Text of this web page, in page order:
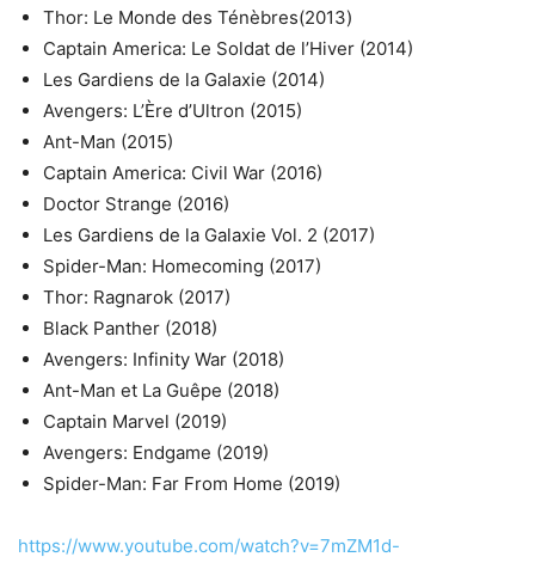
Thor: Le Monde des Ténèbres(2013)
Captain America: Le Soldat de l’Hiver (2014)
Les Gardiens de la Galaxie (2014)
Avengers: L’Ère d’Ultron (2015)
Ant-Man (2015)
Captain America: Civil War (2016)
Doctor Strange (2016)
Les Gardiens de la Galaxie Vol. 2 (2017)
Spider-Man: Homecoming (2017)
Thor: Ragnarok (2017)
Black Panther (2018)
Avengers: Infinity War (2018)
Ant-Man et La Guêpe (2018)
Captain Marvel (2019)
Avengers: Endgame (2019)
Spider-Man: Far From Home (2019)
https://www.youtube.com/watch?v=7mZM1d-